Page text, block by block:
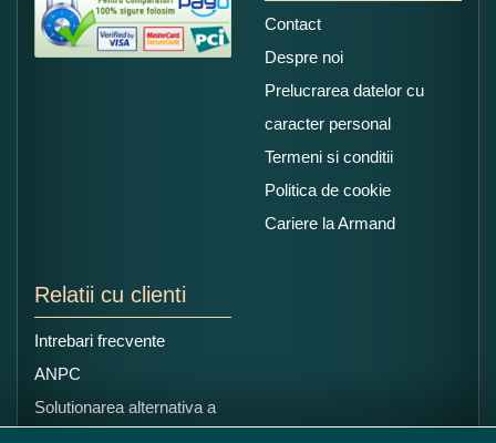
Contact
Despre noi
Prelucrarea datelor cu
caracter personal
Termeni si conditii
Politica de cookie
Cariere la Armand
Relatii cu clienti
Intrebari frecvente
ANPC
Solutionarea alternativa a